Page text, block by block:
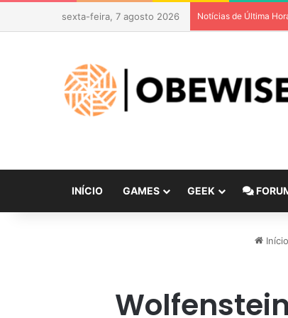
sexta-feira, 7 agosto 2026 Notícias de Última
INÍCIO GAMES GEEK
Início